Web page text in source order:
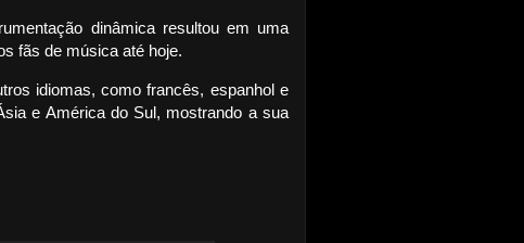
dinâmica resultou em uma
fãs de música até hoje.
idiomas, como francês, espanhol e
e América do Sul, mostrando a sua